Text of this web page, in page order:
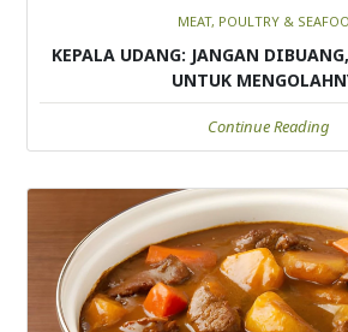
MEAT, POULTRY &
KEPALA UDANG: JANGAN
UNTUK
Continue Reading